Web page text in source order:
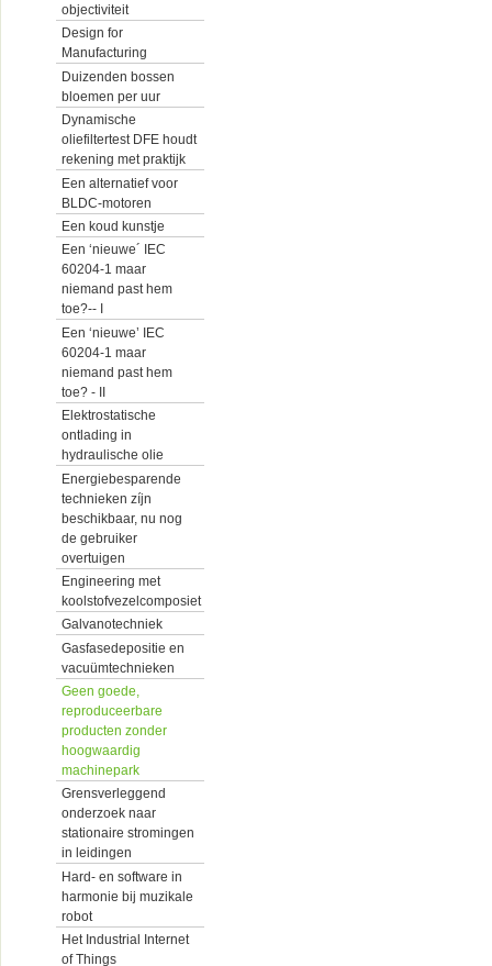
objectiviteit
Design for
Manufacturing
Duizenden bossen
bloemen per uur
Dynamische
oliefiltertest DFE houdt
rekening met praktijk
Een alternatief voor
BLDC-motoren
Een koud kunstje
Een ‘nieuwe´ IEC
60204-1 maar
niemand past hem
toe?-- I
Een ‘nieuwe’ IEC
60204-1 maar
niemand past hem
toe? - II
Elektrostatische
ontlading in
hydraulische olie
Energiebesparende
technieken zíjn
beschikbaar, nu nog
de gebruiker
overtuigen
Engineering met
koolstofvezelcomposiet
Galvanotechniek
Gasfasedepositie en
vacuümtechnieken
Geen goede,
reproduceerbare
producten zonder
hoogwaardig
machinepark
Grensverleggend
onderzoek naar
stationaire stromingen
in leidingen
Hard- en software in
harmonie bij muzikale
robot
Het Industrial Internet
of Things